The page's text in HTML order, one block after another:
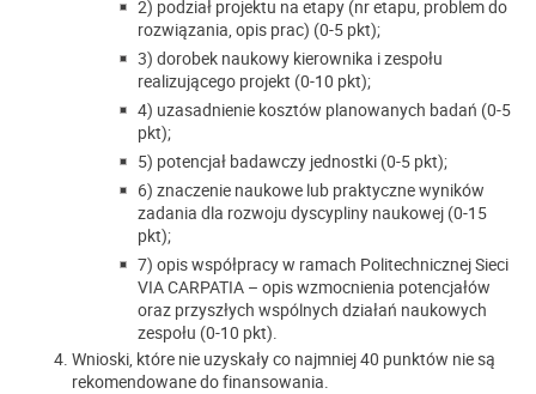
2) podział projektu na etapy (nr etapu, problem do
rozwiązania, opis prac) (0-5 pkt);
3) dorobek naukowy kierownika i zespołu
realizującego projekt (0-10 pkt);
4) uzasadnienie kosztów planowanych badań (0-5
pkt);
5) potencjał badawczy jednostki (0-5 pkt);
6) znaczenie naukowe lub praktyczne wyników
zadania dla rozwoju dyscypliny naukowej (0-15
pkt);
7) opis współpracy w ramach Politechnicznej Sieci
VIA CARPATIA – opis wzmocnienia potencjałów
oraz przyszłych wspólnych działań naukowych
zespołu (0-10 pkt).
Wnioski, które nie uzyskały co najmniej 40 punktów nie są
rekomendowane do finansowania.